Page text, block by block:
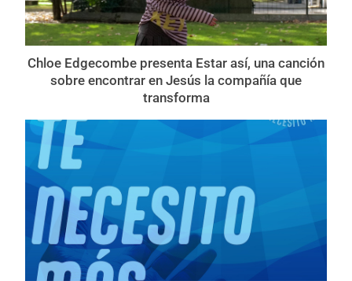
Chloe Edgecombe presenta Estar así, una canción
sobre encontrar en Jesús la compañía que
transforma